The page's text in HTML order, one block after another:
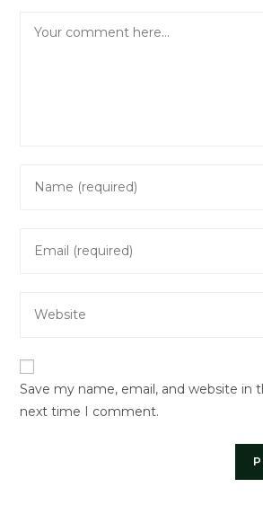
comment
address
URL
(optional)
Save my name, email, and website in
next time I comment.